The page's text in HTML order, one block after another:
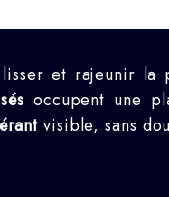
lisser et rajeunir
occupent une
visible, sans